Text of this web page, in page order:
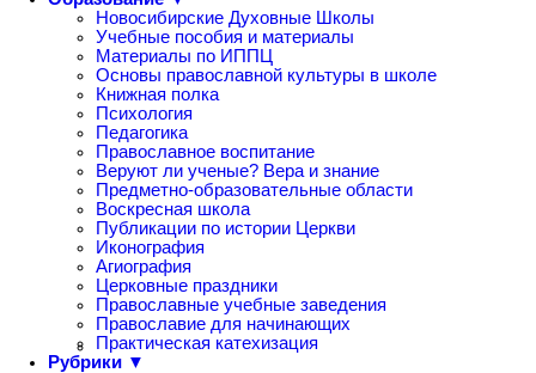
Новосибирские Духовные Школы
Учебные пособия и материалы
Материалы по ИППЦ
Основы православной культуры в школе
Книжная полка
Психология
Педагогика
Православное воспитание
Веруют ли ученые? Вера и знание
Предметно-образовательные области
Воскресная школа
Публикации по истории Церкви
Иконография
Агиография
Церковные праздники
Православные учебные заведения
Православие для начинающих
Практическая катехизация
Рубрики ▼